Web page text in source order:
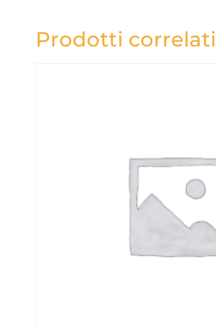
Prodotti correlati